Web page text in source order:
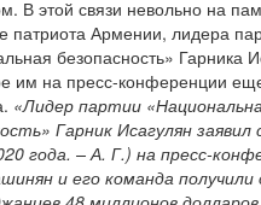
В этой связи невольно на
патриота Армении, лидера
безопасность» Гарника
им на пресс-конференции
«Лидер партии
Гарник Исагулян заявил
года. – А. Г.) на пресс-
и его команда